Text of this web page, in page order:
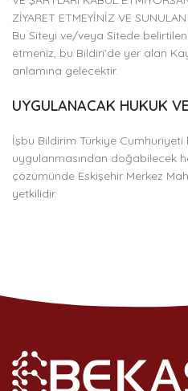
ZİYARET ETMEYİNİZ VE
Bu Siteyi ve/veya Sitede
etmeniz, bu Bildiri’de yer alan
anlamına gelecektir.
UYGULANACAK HUKUK
İşbu Bildirim Türkiye
uygulanmasından doğabilecek
çözümünde Eskişehir Merkez
yetkilidir.